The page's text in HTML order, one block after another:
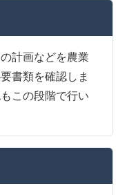
計画などを農業
書類を確認しま
この段階で行い